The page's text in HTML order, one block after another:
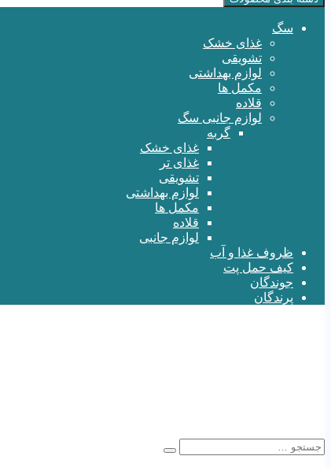
سگ
غذای خشک
تشویقی
لوازم بهداشتی
مکمل ها
قلاده
لوازم جانبی سگ
گربه
غذای خشک
غذای تر
تشویقی
لوازم بهداشتی
مکمل ها
قلاده
لوازم جانبی
ظروف غذا و آب
کیف حمل پت
جوندگان
پرندگان